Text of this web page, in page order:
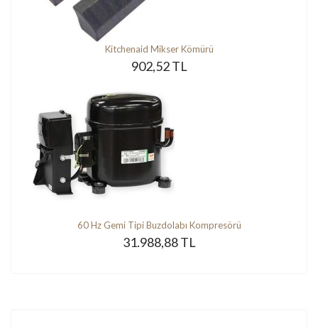
Kitchenaid Mikser Kömürü
902,52 TL
60 Hz Gemi Tipi Buzdolabı Kompresörü
31.988,88 TL